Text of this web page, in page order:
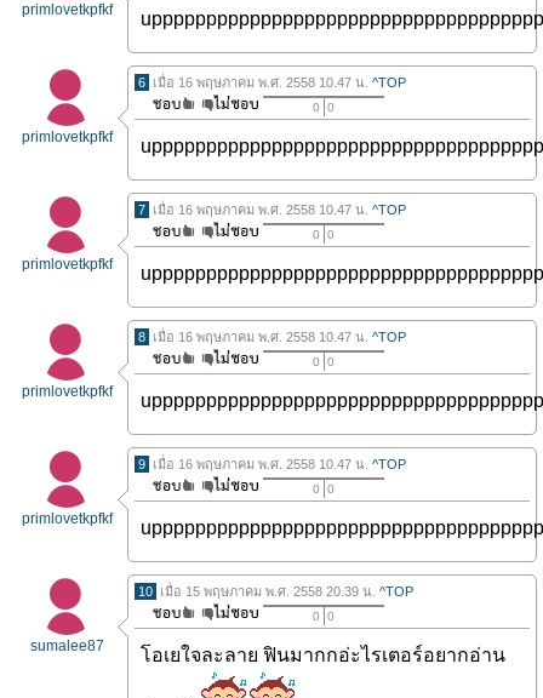
primlovetkpfkf
primlovetkpfkf
6 เมื่อ 16 พฤษภาคม พ.ศ. 2558 10.47 น. ^TOP
0 0
primlovetkpfkf
7 เมื่อ 16 พฤษภาคม พ.ศ. 2558 10.47 น. ^TOP
0 0
primlovetkpfkf
8 เมื่อ 16 พฤษภาคม พ.ศ. 2558 10.47 น. ^TOP
0 0
primlovetkpfkf
9 เมื่อ 16 พฤษภาคม พ.ศ. 2558 10.47 น. ^TOP
0 0
sumalee87
10 เมื่อ 15 พฤษภาคม พ.ศ. 2558 20.39 น. ^TOP
0 0
โอเยใจละลาย ฟินมากกอ่ะไรเตอร์อยากอ่าน